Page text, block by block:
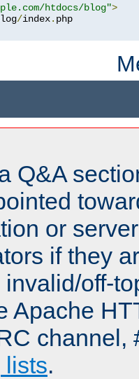
htdocs/blog">
/index.
Q&A
or
if they
off-
Apache
channel,
lists.